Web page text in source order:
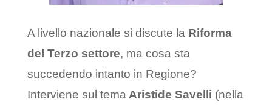
A livello nazionale si discute la Riforma
del Terzo settore, ma cosa sta
succedendo intanto in Regione?
Interviene sul temaAristide Savelli (nella